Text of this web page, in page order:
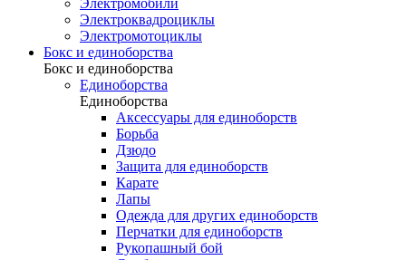
Электромобили
Электроквадроциклы
Электромотоциклы
Бокс и единоборства
Бокс и единоборства
Единоборства
Единоборства
Аксессуары для единоборств
Борьба
Дзюдо
Защита для единоборств
Карате
Лапы
Одежда для других единоборств
Перчатки для единоборств
Рукопашный бой